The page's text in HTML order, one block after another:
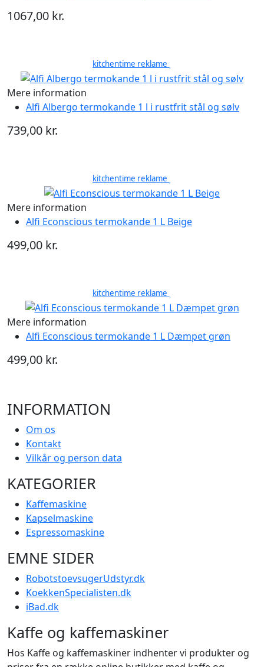
1067,00 kr.
kitchentime reklame
Mere information
Alfi Albergo termokande 1 l i rustfrit stål og sølv
739,00 kr.
kitchentime reklame
Mere information
Alfi Econscious termokande 1 L Beige
499,00 kr.
kitchentime reklame
Mere information
Alfi Econscious termokande 1 L Dæmpet grøn
499,00 kr.
INFORMATION
Om os
Kontakt
Vilkår og person data
KATEGORIER
Kaffemaskine
Kapselmaskine
Espressomaskine
EMNE SIDER
RobotstoevsugerUdstyr.dk
KoekkenSpecialisten.dk
iBad.dk
Kaffe og kaffemaskiner
Hos Kaffe og kaffemaskiner indhenter vi produkter og